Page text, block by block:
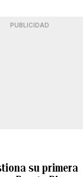
PUBLICIDAD
su primera